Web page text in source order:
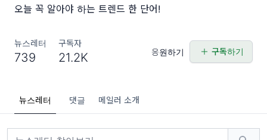
오늘 꼭 알아야 하는 트렌드 한 단어!
뉴스레터
739
구독자
21.2K 응원하기 구독하기
뉴스레터 댓글 메일러 소개